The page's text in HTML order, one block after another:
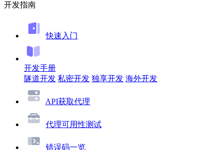
开发指南
快速入门
开发手册
隧道开发 私密开发 独享开发 海外开发
API获取代理
代理可用性测试
错误码一览